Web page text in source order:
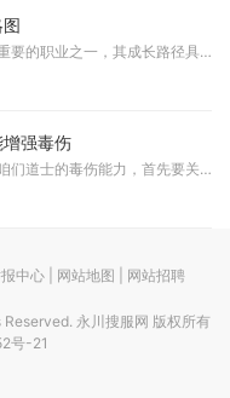
法师作为传奇三中最为重要的职业之一，其成长路径具有一定的规律性。角色从初始阶段到高级阶段，升级应结合技能学习节点与地图资源分布，在每个关键等级区间选择最适宜的区域
强毒伤
各位小伙伴们想要提升咱们道士的毒伤能力，首先要关注的就是武器选择。在咱们这个职业的装备体系里，武器直接决定了毒伤效果的好坏，无论是灵魂火符的伤害还是施毒术的持续效
中心 | 网站地图 | 网站招聘
永川搜服网 版权所有
号-21